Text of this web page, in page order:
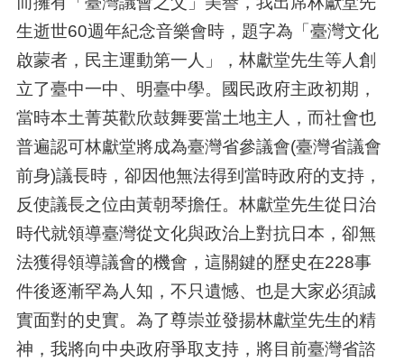
生逝世60週年紀念音樂會時，題字為「臺灣文化
啟蒙者，民主運動第一人」，林獻堂先生等人創
立了臺中一中、明臺中學。國民政府主政初期，
當時本土菁英歡欣鼓舞要當土地主人，而社會也
普遍認可林獻堂將成為臺灣省參議會(臺灣省議會
前身)議長時，卻因他無法得到當時政府的支持，
反使議長之位由黃朝琴擔任。林獻堂先生從日治
時代就領導臺灣從文化與政治上對抗日本，卻無
法獲得領導議會的機會，這關鍵的歷史在228事
件後逐漸罕為人知，不只遺憾、也是大家必須誠
實面對的史實。為了尊崇並發揚林獻堂先生的精
神，我將向中央政府爭取支持，將目前臺灣省諮